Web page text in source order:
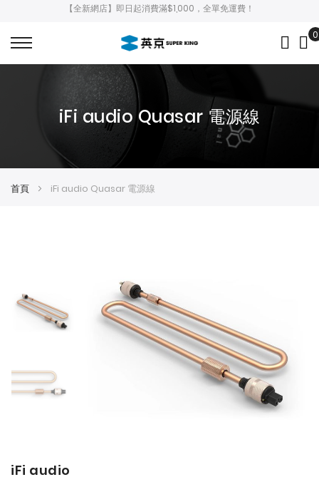
【全新網店】即日起消費滿$1,000，全單免運費！
0
iFi audio Quasar 電源線
首頁 iFi audio Quasar 電源線
iFi audio
end
of
beginning
of